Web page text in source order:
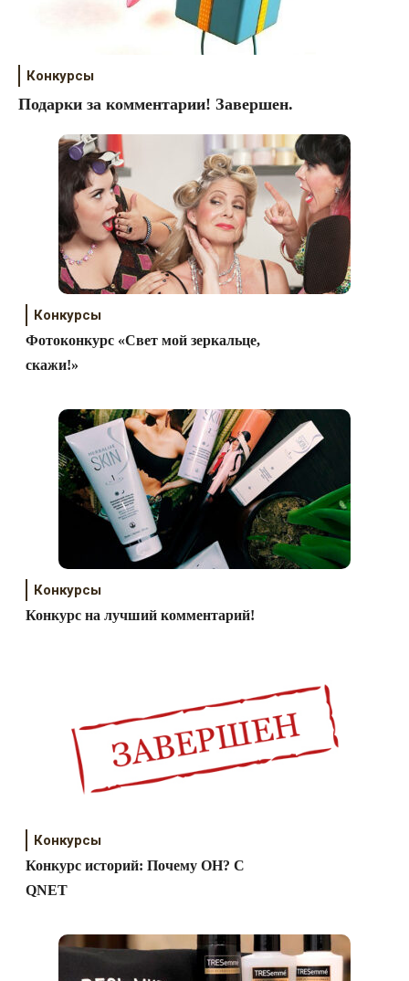
Конкурсы
Подарки за комментарии! Завершен.
Конкурсы
Фотоконкурс «Свет мой зеркальце,
скажи!»
Конкурсы
Конкурс на лучший комментарий!
Конкурсы
Конкурс историй: Почему ОН? С
QNET